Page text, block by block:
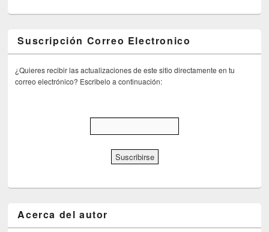
Suscripción Correo Electronico
¿Quieres recibir las actualizaciones de este sitio directamente en tu
correo electrónico? Escribelo a continuación:
Acerca del autor